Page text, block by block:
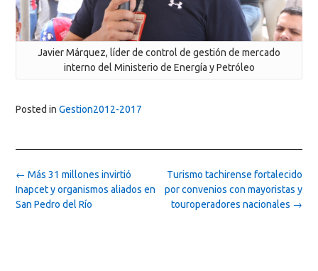
Javier Márquez, líder de control de gestión de mercado
interno del Ministerio de Energía y Petróleo
Posted in Gestion2012-2017
Post
navigation
Turismo tachirense fortalecido
por convenios con mayoristas y
touroperadores nacionales →
← Más 31 millones invirtió
Inapcet y organismos aliados en
San Pedro del Río